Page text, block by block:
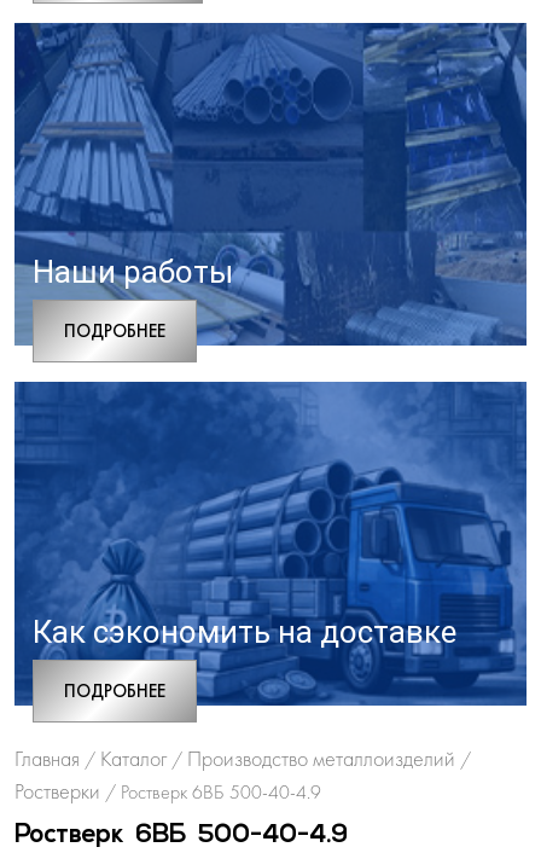
Наши работы
ПОДРОБНЕЕ
Как сэкономить на доставке
ПОДРОБНЕЕ
Главная / Каталог / Производство металлоизделий /
Ростверки / Ростверк 6ВБ 500-40-4.9
Ростверк 6ВБ 500-40-4.9